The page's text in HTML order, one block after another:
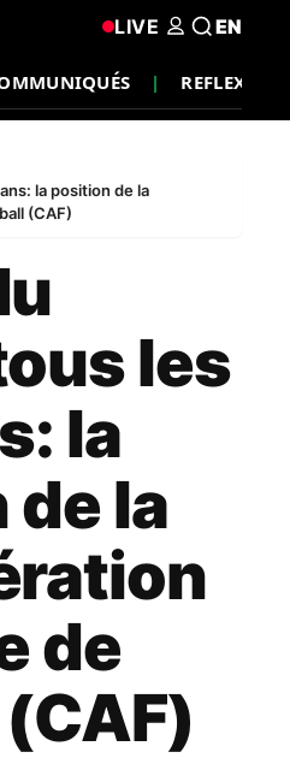
REFLEXION
LIVE EN
la position de la
(CAF)
les
la
la
de